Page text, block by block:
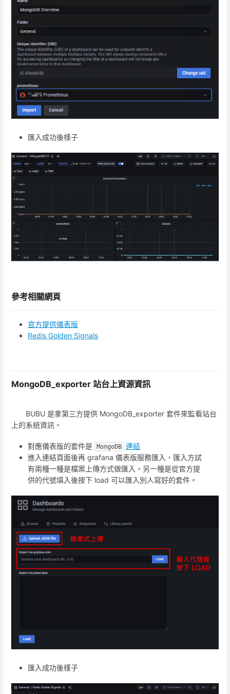
匯入成功後樣子
參考相關網頁
官方提供儀表版
Redis Golden Signals
MongoDB_exporter 站台上資源資訊
BUBU 是拿第三方提供 MongoDB_exporter 套件來監看站台
上的系統資訊。
對應儀表版的套件是 MongoDB 連結
進入連結頁面後再 grafana 儀表版服務匯入，匯入方試
有兩種一種是檔案上傳方式做匯入，另一種是從官方提
供的代號填入後按下 load 可以匯入別人寫好的套件。
匯入成功後樣子